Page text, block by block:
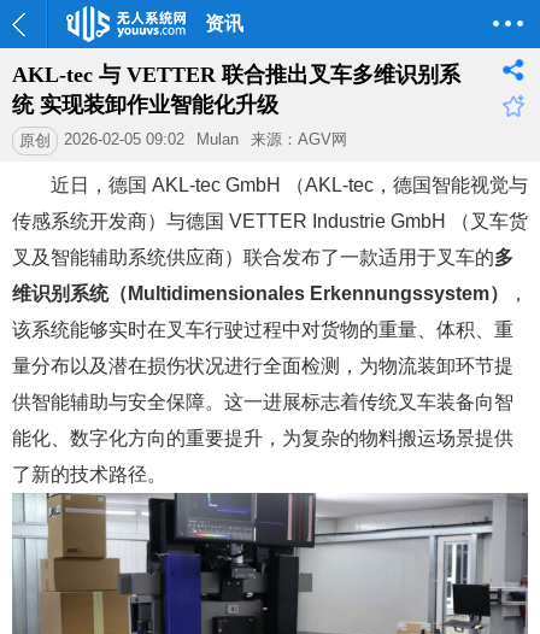
资讯
AKL-tec 与 VETTER 联合推出叉车多维识别系
统 实现装卸作业智能化升级
原创 2026-02-05 09:02 Mulan 来源：AGV网
近日，德国 AKL-tec GmbH （AKL-tec，德国智能视觉与
传感系统开发商）与德国 VETTER Industrie GmbH （叉车货
叉及智能辅助系统供应商）联合发布了一款适用于叉车的多
维识别系统（Multidimensionales Erkennungssystem）
，
该系统能够实时在叉车行驶过程中对货物的重量、体积、重
量分布以及潜在损伤状况进行全面检测，为物流装卸环节提
供智能辅助与安全保障。这一进展标志着传统叉车装备向智
能化、数字化方向的重要提升，为复杂的物料搬运场景提供
了新的技术路径。